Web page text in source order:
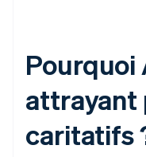
Pourquoi
attrayant
caritatifs